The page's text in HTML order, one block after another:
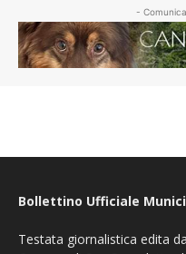
-
Bollettino Ufficiale
Testata giornalistica edita